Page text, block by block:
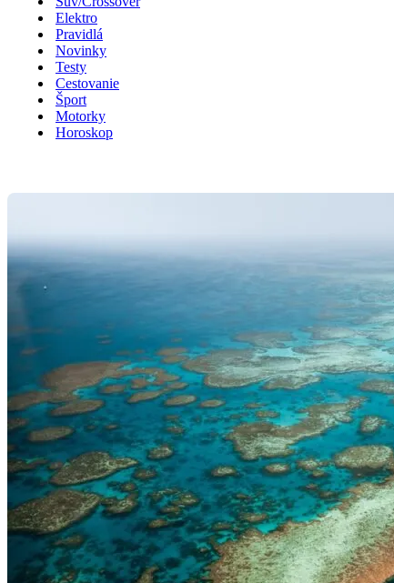
Elektro
Pravidlá
Novinky
Testy
Cestovanie
Šport
Motorky
Horoskop